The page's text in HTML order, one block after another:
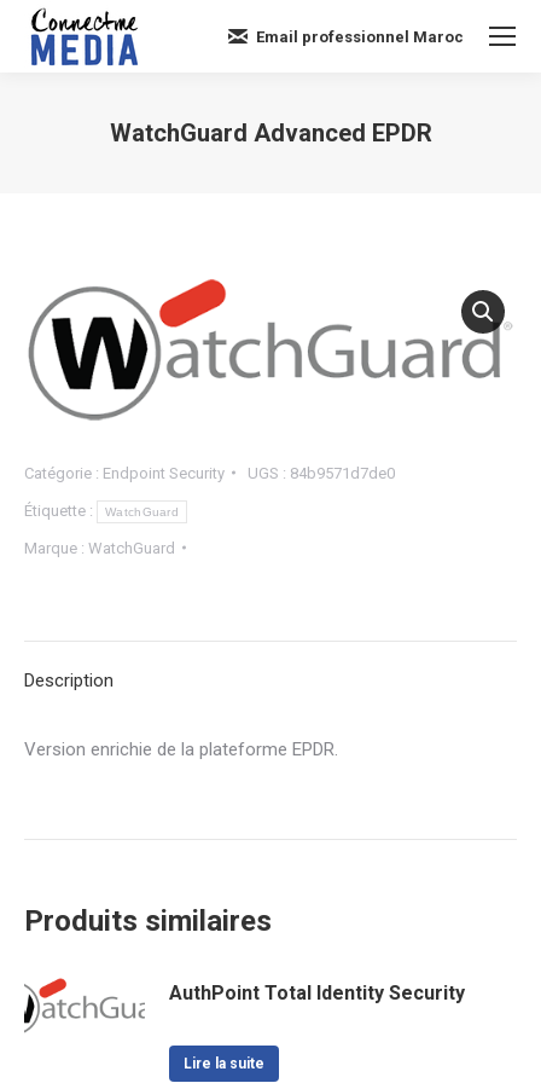
Email professionnel Maroc
WatchGuard Advanced EPDR
Catégorie : Endpoint Security UGS : 84b9571d7de0
Étiquette : WatchGuard
Marque : WatchGuard
Description
Version enrichie de la plateforme EPDR.
Produits similaires
AuthPoint Total Identity Security
Lire la suite